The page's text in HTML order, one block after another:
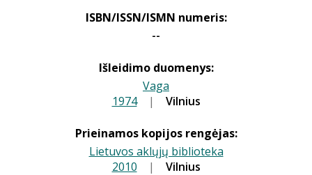
ISBN/ISSN/ISMN numeris:
--
Išleidimo duomenys:
Vaga
1974 | Vilnius
Prieinamos kopijos rengėjas:
Lietuvos aklųjų biblioteka
2010 | Vilnius